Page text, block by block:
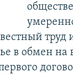
в обмен на